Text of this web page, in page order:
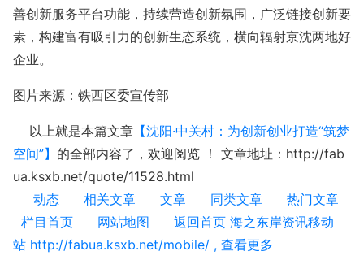
善创新服务平台功能，持续营造创新氛围，广泛链接创新要
素，构建富有吸引力的创新生态系统，横向辐射京沈两地好
企业。
图片来源：铁西区委宣传部
以上就是本篇文章 【沈阳·中关村：为创新创业打造“筑梦
空间”】 的全部内容了，欢迎阅览 ！ 文章地址：http://fab
ua.ksxb.net/quote/11528.html
动态
相关文章 文章 同类文章
热门文章
栏目首页
网站地图
返回首页 海之东岸资讯移动
站 http://fabua.ksxb.net/mobile/ , 查看更多